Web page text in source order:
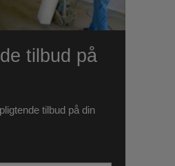
tilbud på
tilbud på din